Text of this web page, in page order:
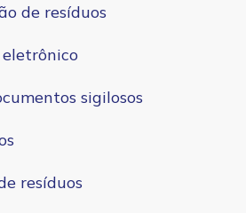
de resíduos
sigilosos
resíduos